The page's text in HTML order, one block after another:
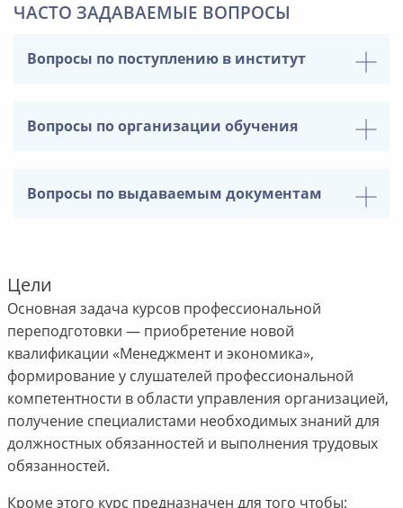
ЧАСТО ЗАДАВАЕМЫЕ ВОПРОСЫ
Вопросы по поступлению в институт
Вопросы по организации обучения
Вопросы по выдаваемым документам
Цели
Основная задача курсов профессиональной
переподготовки — приобретение новой
квалификации «Менеджмент и экономика»,
формирование у слушателей профессиональной
компетентности в области управления организацией,
получение специалистами необходимых знаний для
должностных обязанностей и выполнения трудовых
обязанностей.
Кроме этого курс предназначен для того чтобы: